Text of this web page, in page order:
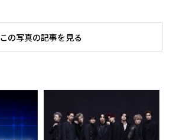
この写真の記事を見る